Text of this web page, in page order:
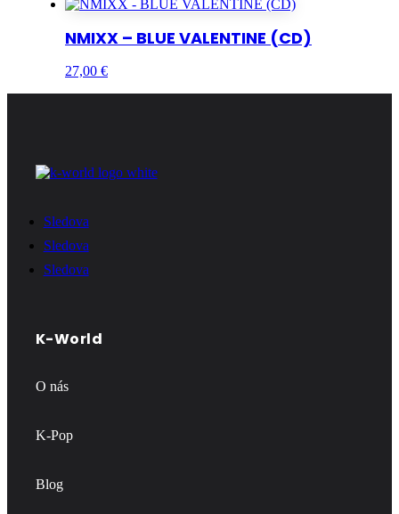
NMIXX – BLUE VALENTINE (CD)
27,00 €
Sledova
Sledova
Sledova
K-World
O nás
K-Pop
Blog